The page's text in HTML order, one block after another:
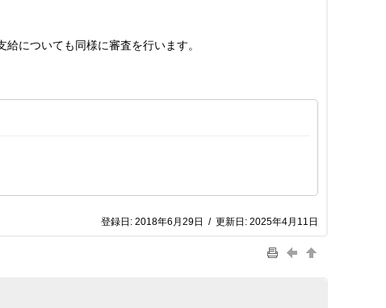
についても同様に審査を行います。
登録日: 2018年6月29日 / 更新日: 2025年4月11日